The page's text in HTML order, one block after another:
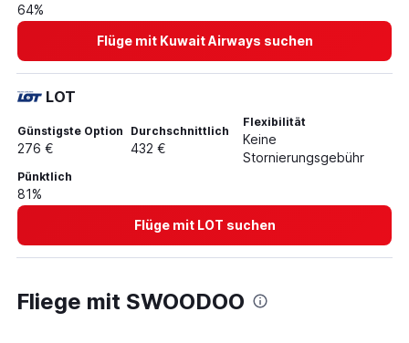
64%
Flüge mit Kuwait Airways suchen
LOT
Günstigste Option
276 €
Durchschnittlich
432 €
Flexibilität
Keine
Stornierungsgebühr
Pünktlich
81%
Flüge mit LOT suchen
Fliege mit SWOODOO